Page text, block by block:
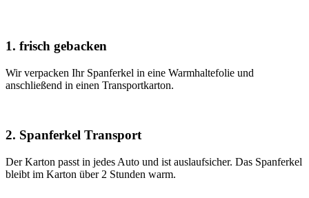
1. frisch gebacken
Wir verpacken Ihr Spanferkel in eine Warmhaltefolie und
anschließend in einen Transportkarton.
2. Spanferkel Transport
Der Karton passt in jedes Auto und ist auslaufsicher. Das Spanferkel
bleibt im Karton über 2 Stunden warm.